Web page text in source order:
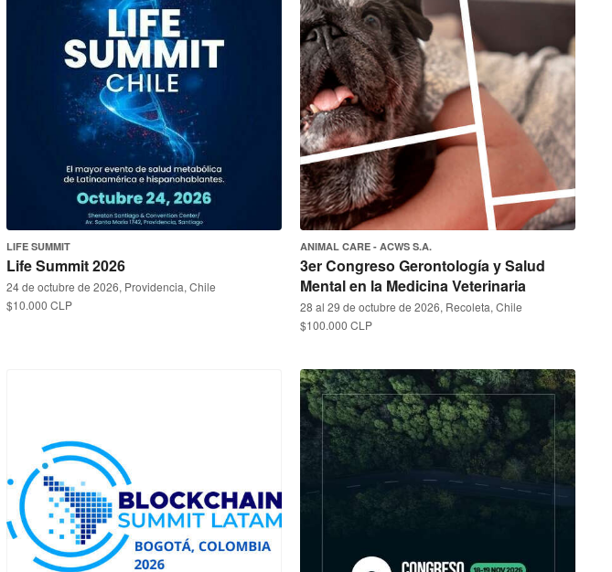
LIFE SUMMIT
Life Summit 2026
24 de octubre de 2026, Providencia, Chile
$10.000 CLP
ANIMAL CARE - ACWS S.A.
3er Congreso Gerontología y Salud
Mental en la Medicina Veterinaria
28 al 29 de octubre de 2026, Recoleta, Chile
$100.000 CLP